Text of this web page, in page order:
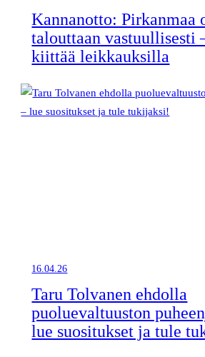
Kannanotto: Pirkanmaa
talouttaan vastuullisesti
kiittää leikkauksilla
16.04.26
Taru Tolvanen ehdolla
puoluevaltuuston
lue suositukset ja tule